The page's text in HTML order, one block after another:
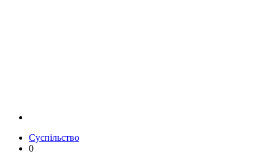
Суспільство
0